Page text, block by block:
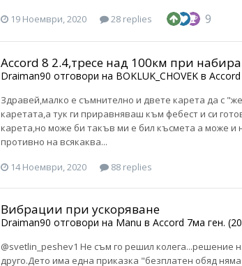
19 Ноември, 2020 28 replies 9
Accord 8 2.4,тресе над 100км при
Draiman90 отговори на BOKLUK_CHOVEK в
Здравей,малко е съмнително и двете карета да с
каретата,а тук ги приравняваш към фебест и си
карета,но може би такъв ми е бил късмета а може и
противно на всякаква...
14 Ноември, 2020
88 replies
Вибрации при ускоряване
Draiman90 отговори на Manu в Accord 7ма ген.
@svetlin_peshev1 Не съм го решил колега...решение
друго.Дето има една приказка "безплатен обяд